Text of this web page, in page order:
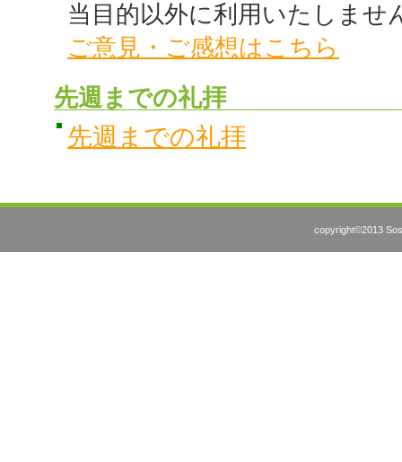
当目的以外に利用いたしませ
ご意見・ご感想はこちら
先週までの礼拝
先週までの礼拝
copyright©2013